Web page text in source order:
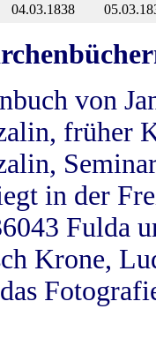
04.03.1838
von
früher
in der
Fulda
Krone,